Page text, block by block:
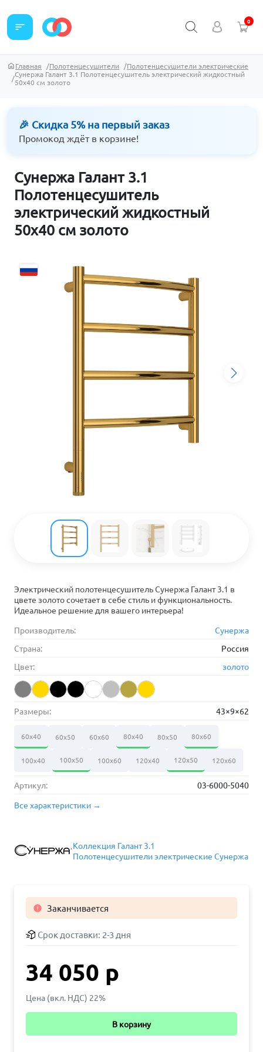
sort 0
Главная Полотенцесушители
Полотенцесушители электрические
Сунержа Галант 3.1 Полотенцесушитель электрический жидкостный
50х40 см золото
🎉 Скидка 5% на первый заказ
Промокод ждёт в корзине!
Сунержа Галант 3.1
Полотенцесушитель
электрический жидкостный
50х40 см золото
Электрический полотенцесушитель Сунержа Галант 3.1 в
цвете золото сочетает в себе стиль и функциональность.
Идеальное решение для вашего интерьера!
Производитель:
Сунержа
Страна:
Россия
Цвет:
золото
Размеры: 43×9×62
60х40 60х50 60х60 80х40 80х50 80х60
100х40 100х50 100х60 120х40 120х50 120х60
Артикул:
03-6000-5040
Все характеристики →
Коллекция Галант 3.1
Полотенцесушители электрические Сунержа
 Заканчивается
Срок доставки: 2-3 дня
34 050 р
Цена (вкл. НДС) 22%
В корзину